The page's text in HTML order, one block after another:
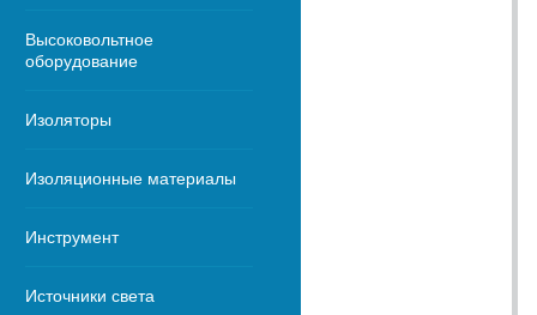
Высоковольтное
оборудование
Изоляторы
Изоляционные материалы
Инструмент
Источники света